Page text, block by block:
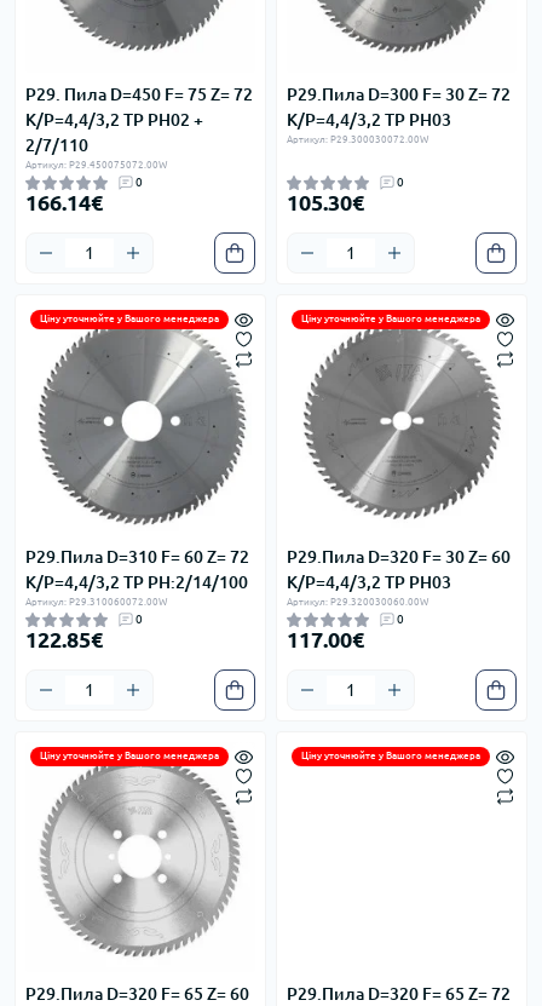
P29. Пила D=450 F= 75 Z= 72
K/P=4,4/3,2 TP PH02 +
2/7/110
Артикул: P29.450075072.00W
0
166.14€
P29.Пила D=300 F= 30 Z= 72
K/P=4,4/3,2 TP PH03
Артикул: P29.300030072.00W
0
105.30€
Ціну уточнюйте у Вашого менеджера
P29.Пила D=310 F= 60 Z= 72
K/P=4,4/3,2 TP PH:2/14/100
Артикул: P29.310060072.00W
0
122.85€
Ціну уточнюйте у Вашого менеджера
P29.Пила D=320 F= 30 Z= 60
K/P=4,4/3,2 TP PH03
Артикул: P29.320030060.00W
0
117.00€
Ціну уточнюйте у Вашого менеджера
P29.Пила D=320 F= 65 Z= 60
Ціну уточнюйте у Вашого менеджера
P29.Пила D=320 F= 65 Z= 72